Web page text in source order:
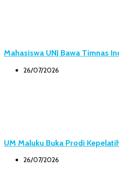
Mahasiswa UNJ Bawa Timnas
26/07/2026
UM Maluku Buka Prodi
26/07/2026